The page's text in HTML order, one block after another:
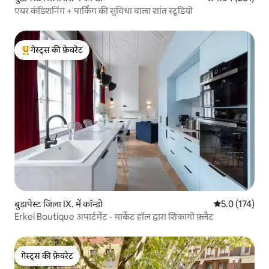
एयर कंडिशनिंग + पार्किंग की सुविधा वाला शांत स्टूडियो
गेस्ट्स का टॉप फ़ेवरेट
गेस्ट्स की फ़ेवरेट
बुडापेस्ट जिला IX. में कॉन्डो औसत रेटिंग 5 में
5.0 (174)
Erkel Boutique अपार्टमेंट - मार्केट हॉल द्वारा शिकागो फ़्लैट
गेस्ट्स की फ़ेवरेट
गेस्ट्स की फ़ेवरेट